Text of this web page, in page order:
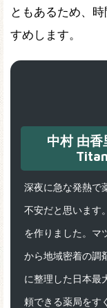
ともあるため、
すめします。
中村 由香
深夜に急な発熱で
不安だと思います
を作りました。マ
から地域密着の調
に整理した日本最
頼できる薬局をす